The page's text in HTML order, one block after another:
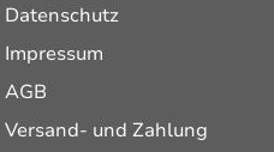
Datenschutz
Impressum
AGB
Versand- und Zahlung